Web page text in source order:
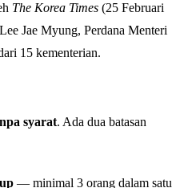
The Korea Times (25 Februari
Jae Myung, Perdana Menteri
15 kementerian.
syarat. Ada dua batasan
— minimal 3 orang dalam satu